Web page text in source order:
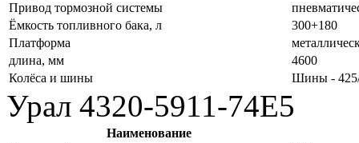
Привод тормозной системы
Ёмкость топливного бака, л
300+180
Платформа
длина, мм
4600
Колёса и шины
Шины - 425/
Урал 4320-5911-74Е5
Наименование